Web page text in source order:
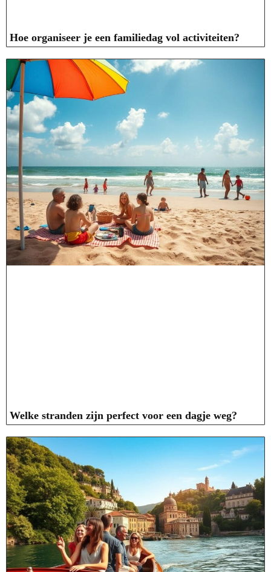
Hoe organiseer je een familiedag vol activiteiten?
Welke stranden zijn perfect voor een dagje weg?